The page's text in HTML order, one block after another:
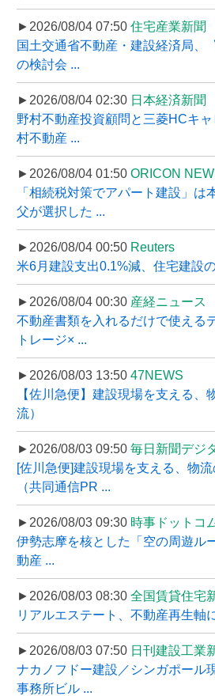
►2026/08/04 07:50 住宅産業新聞
国土交通省不動産・建設経済局、
の検討会 ...
►2026/08/04 02:30 日本経済新聞
野村不動産投資顧問と三菱HCキ
村不動産 ...
►2026/08/04 01:50 ORICON
「相続税対策でアパート建設」
父が選択した ...
►2026/08/04 00:50 Reuters
米6月建設支出0.1%減、住宅建設
►2026/08/04 00:30 産経ニュース
不動産書類を入れるだけで使える
トレージ× ...
►2026/08/03 13:50 47NEWS
【佐川急便】建設現場を支える、
流）
►2026/08/03 09:50 毎日新聞デジ
[佐川急便]建設現場を支える、物流
（共同通信PR ...
►2026/08/03 09:30 時事ドットコ
伊勢志摩を核とした「空の周遊ル
動産 ...
►2026/08/03 08:30 全国賃貸住宅
リアルエステート、不動産再生軸
►2026/08/03 07:50 日刊建設工業
ナカノフドー建設／シンガポール
事務所ビル ...